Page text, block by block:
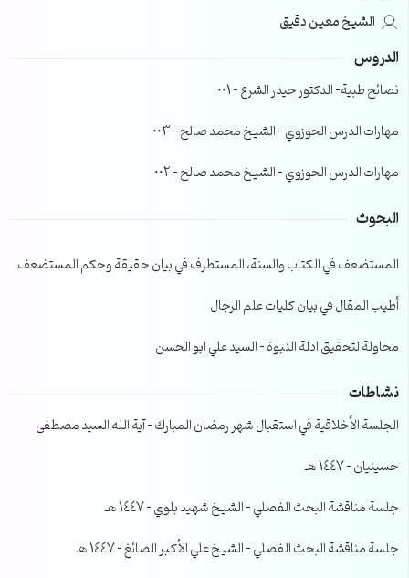
الشيخ معين دقيق
الدروس
نصائح طبية- الدكتور حيدر الشرع – 001
مهارات الدرس الحوزوي – الشيخ محمد صالح – 003
مهارات الدرس الحوزوي – الشيخ محمد صالح – 002
البحوث
المستضعف في الكتاب والسنة، المستطرف في بيان حقيقة وحكم المستضعف
أطيب المقال في بيان كليات علم الرجال
محاولة لتحقيق ادلة النبوة – السيد علي ابو الحسن
نشاطات
الجلسة الأخلاقية في استقبال شهر رمضان المبارك – آية الله السيد مصطفى
حسينيان – 1447 هـ
جلسة مناقشة البحث الفصلي – الشيخ شهيد بلوي – 1447 هـ
جلسة مناقشة البحث الفصلي – الشيخ علي الأكبر الصائغ – 1447 هـ